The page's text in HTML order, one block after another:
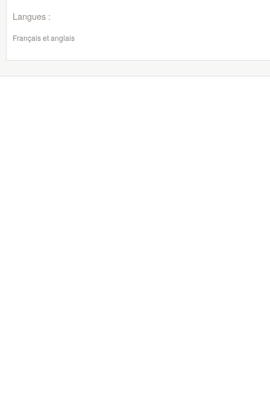
Langues :
Français et anglais